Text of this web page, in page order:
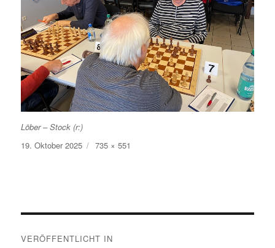
Löber – Stock (r:)
Veröffentlicht
19. Oktober 2025 Volle
735 × 551
VERÖFFENTLICHT IN